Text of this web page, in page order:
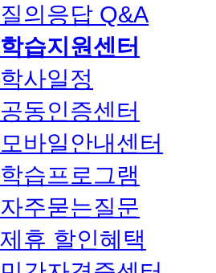
질의응답 Q&A
학습지원센터
학사일정
공동인증센터
모바일안내센터
학습프로그램
자주묻는질문
제휴 할인혜택